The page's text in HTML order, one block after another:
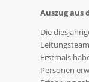
Auszug aus
Die
Erstmals
Personen